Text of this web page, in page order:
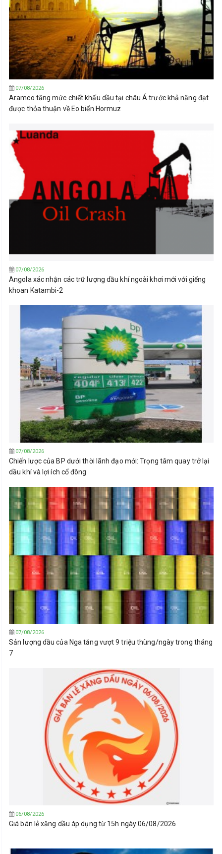
07/08/2026
Aramco tăng mức chiết khấu dầu tại châu Á trước khả năng đạt
được thỏa thuận về Eo biển Hormuz
07/08/2026
Angola xác nhận các trữ lượng dầu khí ngoài khơi mới với giếng
khoan Katambi-2
07/08/2026
Chiến lược của BP dưới thời lãnh đạo mới: Trọng tâm quay trở lại
dầu khí và lợi ích cổ đông
07/08/2026
Sản lượng dầu của Nga tăng vượt 9 triệu thùng/ngày trong tháng
7
06/08/2026
Giá bán lẻ xăng dầu áp dụng từ 15h ngày 06/08/2026